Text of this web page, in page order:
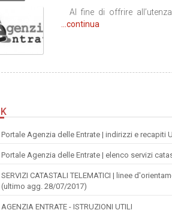
Al fine di offrire
...continua
Portale Agenzia delle Entrate | indirizzi e recapiti
Portale Agenzia delle Entrate | elenco servizi
SERVIZI CATASTALI TELEMATICI | linee
(ultimo agg. 28/07/2017)
AGENZIA ENTRATE - ISTRUZIONI UTILI